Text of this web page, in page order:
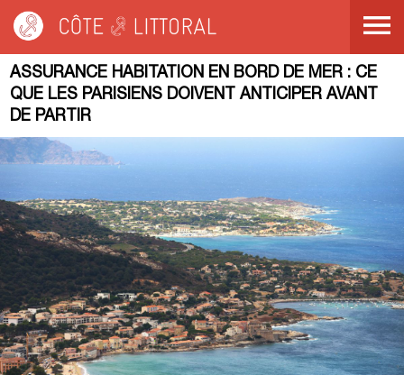
Parisiens doivent anticiper avant de partir
ASSURANCE HABITATION EN BORD DE MER : CE
QUE LES PARISIENS DOIVENT ANTICIPER AVANT
DE PARTIR